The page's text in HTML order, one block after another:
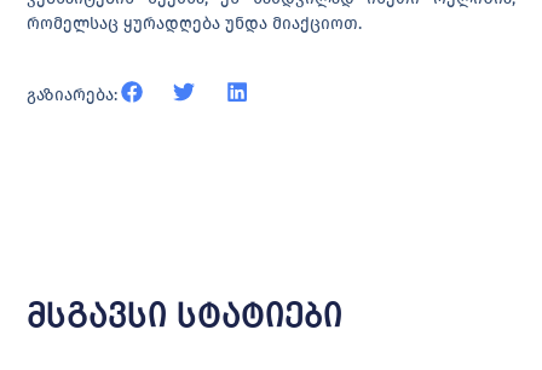
რომელსაც ყურადღება უნდა მიაქციოთ.
გაზიარება:
მსგავსი სტატიები